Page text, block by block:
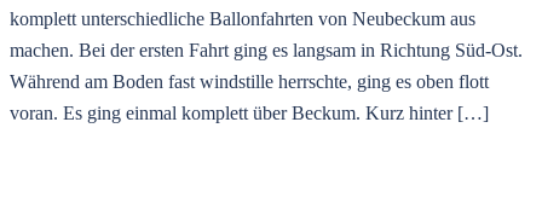
komplett unterschiedliche Ballonfahrten von Neubeckum aus
machen. Bei der ersten Fahrt ging es langsam in Richtung Süd-Ost.
Während am Boden fast windstille herrschte, ging es oben flott
voran. Es ging einmal komplett über Beckum. Kurz hinter […]